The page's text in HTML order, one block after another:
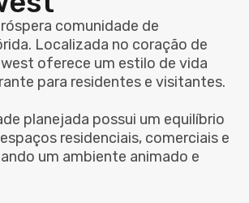
comunidade de
Localizada no coração de
oferece um estilo de vida
para residentes e visitantes.
planejada possui um equilíbrio
residenciais, comerciais e
um ambiente animado e